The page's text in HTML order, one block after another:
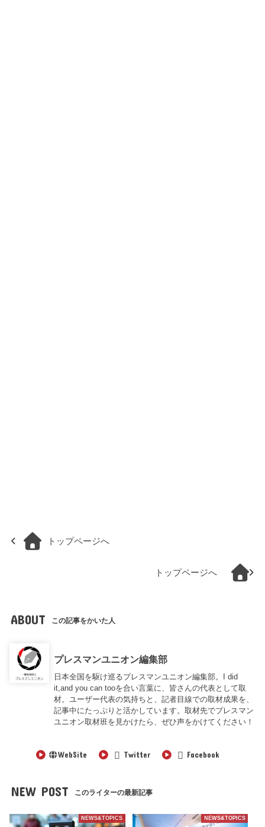
トップページへ
トップページへ
ABOUT この記事をかいた人
プレスマンユニオン編集部
日本全国を駆け巡るプレスマンユニオン編集部。I did
it,and you can tooを合い言葉に、皆さんの代表として取
材。ユーザー代表の気持ちと、記者目線での取材成果を、
記事中にたっぷりと活かしています。取材先でプレスマン
ユニオン取材班を見かけたら、ぜひ声をかけてください！
WebSite Twitter Facebook
NEW POST このライターの最新記事
NEWS&TOPICS NEWS&TOPICS